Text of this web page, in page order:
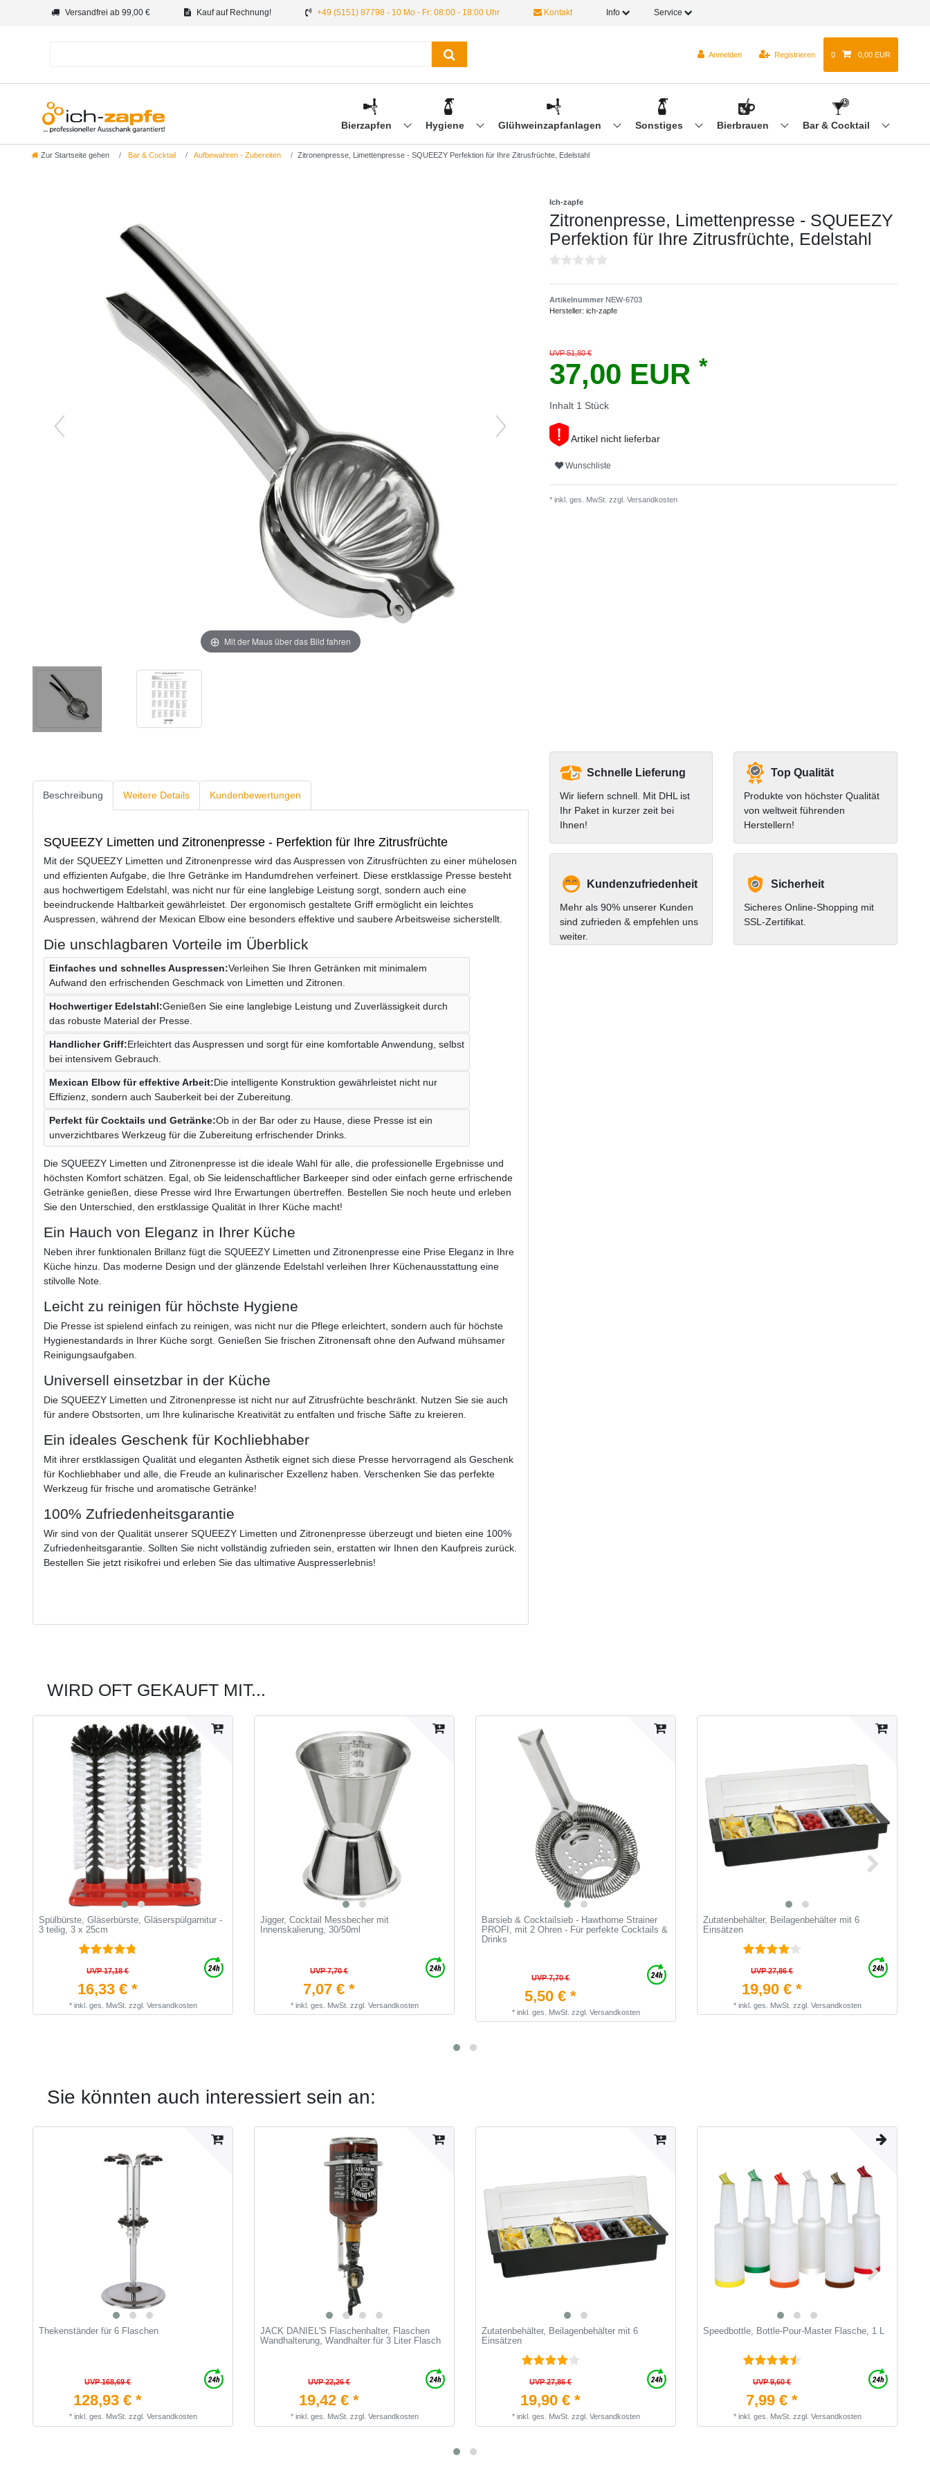
Versandfrei ab 99,00 € Kauf auf Rechnung! +49 (5151) 87798 - 10 Mo - Fr: 08:00 - 18:00 Uhr Kontakt Info Service
Anmelden Registrieren 0 0,00 EUR
Bierzapfen Hygiene Glühweinzapfanlagen Sonstiges Bierbrauen Bar & Cocktail
Zur Startseite gehen Bar & Cocktail Aufbewahren - Zubereiten Zitronenpresse, Limettenpresse - SQUEEZY Perfektion für Ihre Zitrusfrüchte, Edelstahl
Mit der Maus über das Bild fahren
Ich-zapfe
Zitronenpresse, Limettenpresse - SQUEEZY
Perfektion für Ihre Zitrusfrüchte, Edelstahl
Artikelnummer NEW-6703
Hersteller: ich-zapfe
UVP 51,80 €
37,00 EUR *
Inhalt 1 Stück
Artikel nicht lieferbar
Wunschliste
* inkl. ges. MwSt. zzgl. Versandkosten
Beschreibung Weitere Details Kundenbewertungen
SQUEEZY Limetten und Zitronenpresse - Perfektion für Ihre Zitrusfrüchte
Mit der SQUEEZY Limetten und Zitronenpresse wird das Auspressen von Zitrusfrüchten zu einer mühelosen
und effizienten Aufgabe, die Ihre Getränke im Handumdrehen verfeinert. Diese erstklassige Presse besteht
aus hochwertigem Edelstahl, was nicht nur für eine langlebige Leistung sorgt, sondern auch eine
beeindruckende Haltbarkeit gewährleistet. Der ergonomisch gestaltete Griff ermöglicht ein leichtes
Auspressen, während der Mexican Elbow eine besonders effektive und saubere Arbeitsweise sicherstellt.
Die unschlagbaren Vorteile im Überblick
Einfaches und schnelles Auspressen:Verleihen Sie Ihren Getränken mit minimalem
Aufwand den erfrischenden Geschmack von Limetten und Zitronen.
Hochwertiger Edelstahl:Genießen Sie eine langlebige Leistung und Zuverlässigkeit durch
das robuste Material der Presse.
Handlicher Griff:Erleichtert das Auspressen und sorgt für eine komfortable Anwendung, selbst
bei intensivem Gebrauch.
Mexican Elbow für effektive Arbeit:Die intelligente Konstruktion gewährleistet nicht nur
Effizienz, sondern auch Sauberkeit bei der Zubereitung.
Perfekt für Cocktails und Getränke:Ob in der Bar oder zu Hause, diese Presse ist ein
unverzichtbares Werkzeug für die Zubereitung erfrischender Drinks.
Die SQUEEZY Limetten und Zitronenpresse ist die ideale Wahl für alle, die professionelle Ergebnisse und
höchsten Komfort schätzen. Egal, ob Sie leidenschaftlicher Barkeeper sind oder einfach gerne erfrischende
Getränke genießen, diese Presse wird Ihre Erwartungen übertreffen. Bestellen Sie noch heute und erleben
Sie den Unterschied, den erstklassige Qualität in Ihrer Küche macht!
Ein Hauch von Eleganz in Ihrer Küche
Neben ihrer funktionalen Brillanz fügt die SQUEEZY Limetten und Zitronenpresse eine Prise Eleganz in Ihre
Küche hinzu. Das moderne Design und der glänzende Edelstahl verleihen Ihrer Küchenausstattung eine
stilvolle Note.
Leicht zu reinigen für höchste Hygiene
Die Presse ist spielend einfach zu reinigen, was nicht nur die Pflege erleichtert, sondern auch für höchste
Hygienestandards in Ihrer Küche sorgt. Genießen Sie frischen Zitronensaft ohne den Aufwand mühsamer
Reinigungsaufgaben.
Universell einsetzbar in der Küche
Die SQUEEZY Limetten und Zitronenpresse ist nicht nur auf Zitrusfrüchte beschränkt. Nutzen Sie sie auch
für andere Obstsorten, um Ihre kulinarische Kreativität zu entfalten und frische Säfte zu kreieren.
Ein ideales Geschenk für Kochliebhaber
Mit ihrer erstklassigen Qualität und eleganten Ästhetik eignet sich diese Presse hervorragend als Geschenk
für Kochliebhaber und alle, die Freude an kulinarischer Exzellenz haben. Verschenken Sie das perfekte
Werkzeug für frische und aromatische Getränke!
100% Zufriedenheitsgarantie
Wir sind von der Qualität unserer SQUEEZY Limetten und Zitronenpresse überzeugt und bieten eine 100%
Zufriedenheitsgarantie. Sollten Sie nicht vollständig zufrieden sein, erstatten wir Ihnen den Kaufpreis zurück.
Bestellen Sie jetzt risikofrei und erleben Sie das ultimative Auspresserlebnis!
Schnelle Lieferung
Wir liefern schnell. Mit DHL ist
Ihr Paket in kurzer zeit bei
Ihnen!
Top Qualität
Produkte von höchster Qualität
von weltweit führenden
Herstellern!
Kundenzufriedenheit
Mehr als 90% unserer Kunden
sind zufrieden & empfehlen uns
weiter.
Sicherheit
Sicheres Online-Shopping mit
SSL-Zertifikat.
WIRD OFT GEKAUFT MIT...
Spülbürste, Gläserbürste, Gläserspülgarnitur -
3 teilig, 3 x 25cm
UVP 17,18 €
16,33 € *
* inkl. ges. MwSt. zzgl. Versandkosten
Jigger, Cocktail Messbecher mit
Innenskalierung, 30/50ml
UVP 7,70 €
7,07 € *
* inkl. ges. MwSt. zzgl. Versandkosten
Barsieb & Cocktailsieb - Hawthorne Strainer
PROFI, mit 2 Ohren - Für perfekte Cocktails &
Drinks
UVP 7,70 €
5,50 € *
* inkl. ges. MwSt. zzgl. Versandkosten
Zutatenbehälter, Beilagenbehälter mit 6
Einsätzen
UVP 27,86 €
19,90 € *
* inkl. ges. MwSt. zzgl. Versandkosten
Sie könnten auch interessiert sein an:
Thekenständer für 6 Flaschen
UVP 168,69 €
128,93 € *
* inkl. ges. MwSt. zzgl. Versandkosten
JACK DANIEL'S Flaschenhalter, Flaschen
Wandhalterung, Wandhalter für 3 Liter Flasch
UVP 22,26 €
19,42 € *
* inkl. ges. MwSt. zzgl. Versandkosten
Zutatenbehälter, Beilagenbehälter mit 6
Einsätzen
UVP 27,86 €
19,90 € *
* inkl. ges. MwSt. zzgl. Versandkosten
Speedbottle, Bottle-Pour-Master Flasche, 1 L
UVP 9,60 €
7,99 € *
* inkl. ges. MwSt. zzgl. Versandkosten